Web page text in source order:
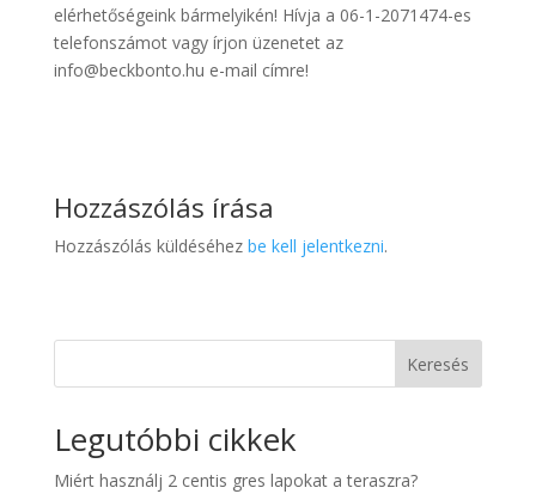
elérhetőségeink bármelyikén! Hívja a 06-1-2071474-es
telefonszámot vagy írjon üzenetet az
info@beckbonto.hu e-mail címre!
Hozzászólás írása
Hozzászólás küldéséhez be kell jelentkezni.
Keresés
Legutóbbi cikkek
Miért használj 2 centis gres lapokat a teraszra?